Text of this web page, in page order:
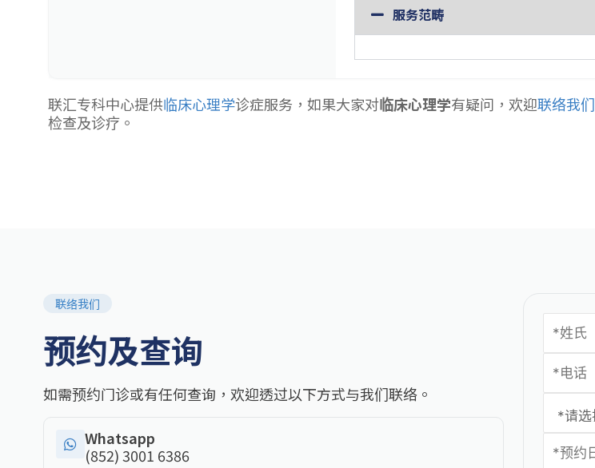
服务范畴
联汇专科中心提供临床心理学诊症服务，如果大家对临床心理学有疑问，欢迎联络我们
检查及诊疗。
联络我们
预约及查询
如需预约门诊或有任何查询，欢迎透过以下方式与我们联络。
Whatsapp
(852) 3001 6386